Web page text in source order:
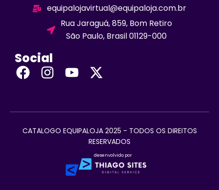
equipalojavirtual@equipaloja.com.br
Rua Jaraguá, 859, Bom Retiro
São Paulo, Brasil 01129-000
Social
CATALOGO EQUIPALOJA 2025 - TODOS OS DIREITOS
RESERVADOS
desenvolvido por